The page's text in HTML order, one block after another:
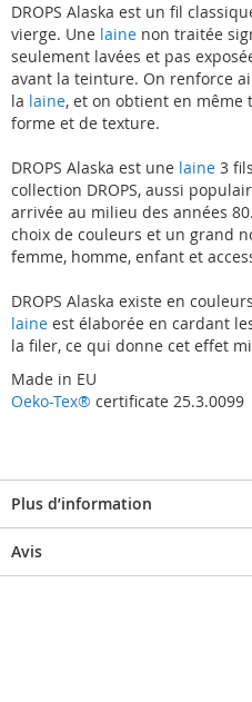
DROPS Alaska est un fil
vierge. Une laine non traitée
seulement lavées et pas
avant la teinture. On renforce
la laine, et on obtient en
forme et de texture.
DROPS Alaska est une laine 3
collection DROPS, aussi
arrivée au milieu des années
choix de couleurs et un grand
femme, homme, enfant et
DROPS Alaska existe en
laine est élaborée en cardant
la filer, ce qui donne cet effet
Made in EU
Oeko-Tex® certificate 25.3.0099
Plus d’information
Avis